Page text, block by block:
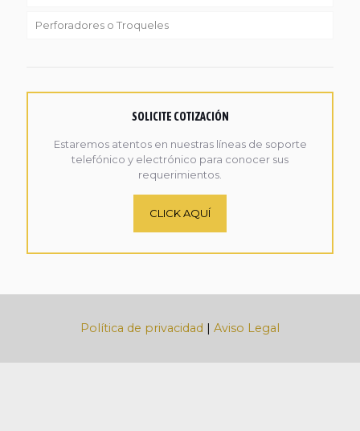
Perforadores o Troqueles
SOLICITE COTIZACIÓN
Estaremos atentos en nuestras líneas de soporte
telefónico y electrónico para conocer sus
requerimientos.
CLICK AQUÍ
Política de privacidad | Aviso Legal